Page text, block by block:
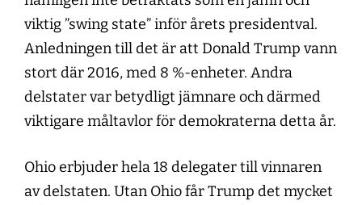
viktig ”swing state” inför årets presidentval.
Anledningen till det är att Donald Trump vann
stort där 2016, med 8 %-enheter. Andra
delstater var betydligt jämnare och därmed
viktigare måltavlor för demokraterna detta år.
Ohio erbjuder hela 18 delegater till vinnaren
av delstaten. Utan Ohio får Trump det mycket